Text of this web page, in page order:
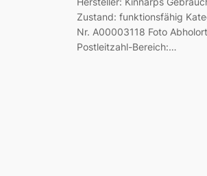
Zustand: funktionsfähig
Nr. A00003118 Foto
Postleitzahl-Bereich:…